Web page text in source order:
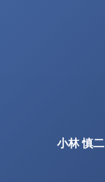
小林 慎